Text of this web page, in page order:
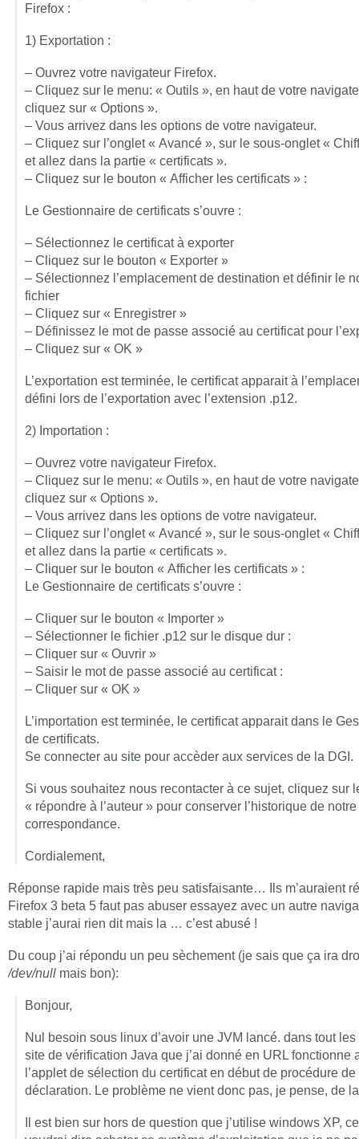
Firefox :
1) Exportation :
– Ouvrez votre navigateur Firefox.
– Cliquez sur le menu: « Outils », en haut de votre
cliquez sur « Options ».
– Vous arrivez dans les options de votre navigateur.
– Cliquez sur l’onglet « Avancé », sur le sous-onglet «
et allez dans la partie « certificats ».
– Cliquez sur le bouton « Afficher les certificats » :
Le Gestionnaire de certificats s’ouvre :
– Sélectionnez le certificat à exporter
– Cliquez sur le bouton « Exporter »
– Sélectionnez l’emplacement de destination et définir le
fichier
– Cliquez sur « Enregistrer »
– Définissez le mot de passe associé au certificat pour
– Cliquez sur « OK »
L’exportation est terminée, le certificat apparait à
défini lors de l’exportation avec l’extension .p12.
2) Importation :
– Ouvrez votre navigateur Firefox.
– Cliquez sur le menu: « Outils », en haut de votre
cliquez sur « Options ».
– Vous arrivez dans les options de votre navigateur.
– Cliquez sur l’onglet « Avancé », sur le sous-onglet «
et allez dans la partie « certificats ».
– Cliquer sur le bouton « Afficher les certificats » :
Le Gestionnaire de certificats s’ouvre :
– Cliquer sur le bouton « Importer »
– Sélectionner le fichier .p12 sur le disque dur :
– Cliquer sur « Ouvrir »
– Saisir le mot de passe associé au certificat :
– Cliquer sur « OK »
L’importation est terminée, le certificat apparait dans le
de certificats.
Se connecter au site pour accèder aux services de la DGI.
Si vous souhaitez nous recontacter à ce sujet, cliquez sur
« répondre à l’auteur » pour conserver l’historique de notre
correspondance.
Cordialement,
Réponse rapide mais très peu satisfaisante… Ils m’auraient
Firefox 3 beta 5 faut pas abuser essayez avec un autre
stable j’aurai rien dit mais la … c’est abusé !
Du coup j’ai répondu un peu sèchement (je sais que ça ira
/dev/null mais bon):
Bonjour,
Nul besoin sous linux d’avoir une JVM lancé. dans tout les
site de vérification Java que j’ai donné en URL fonctionne
l’applet de sélection du certificat en début de procédure de
déclaration. Le problème ne vient donc pas, je pense, de
Il est bien sur hors de question que j’utilise windows XP,